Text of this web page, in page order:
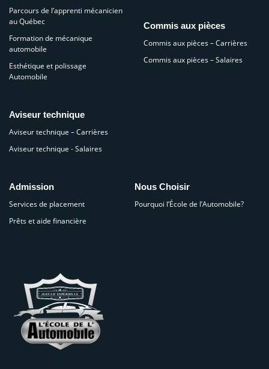
Parcours de l’apprenti mécanicien
au Québec
Formation de mécanique
automobile
Esthétique et polissage
Automobile
Aviseur technique
Aviseur technique – Carrières
Aviseur technique - Salaires
Commis aux pièces
Commis aux pièces – Carrières
Commis aux pièces – Salaires
Admission
Services de placement
Prêts et aide financière
Nous Choisir
Pourquoi l’École de l’Automobile?